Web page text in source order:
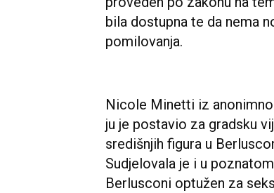
bila dostupna te da nema
pomilovanja.
Nicole Minetti iz
ju je postavio za gradsku
središnjih figura u
Sudjelovala je i u
Berlusconi optužen za